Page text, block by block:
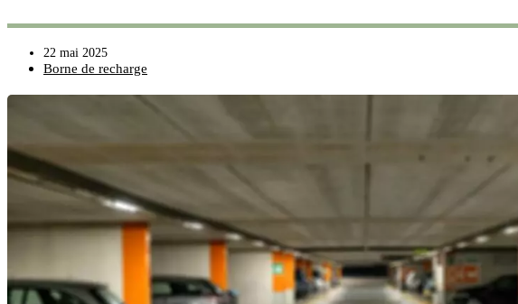
22 mai 2025
Borne de recharge